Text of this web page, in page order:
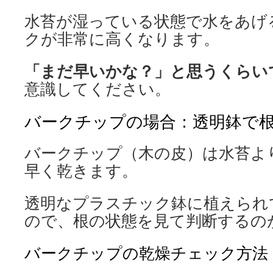
水苔が湿っている状態で水をあ
クが非常に高くなります。
「まだ早いかな？」と思うくら
意識してください。
バークチップの場合：透明鉢で
バークチップ（木の皮）は水苔
早く乾きます。
透明なプラスチック鉢に植えら
ので、根の状態を見て判断する
バークチップの乾燥チェック方法